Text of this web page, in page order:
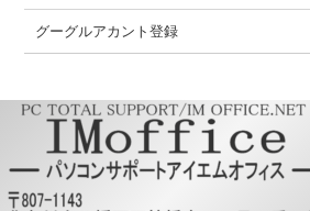
グーグルアカント登録